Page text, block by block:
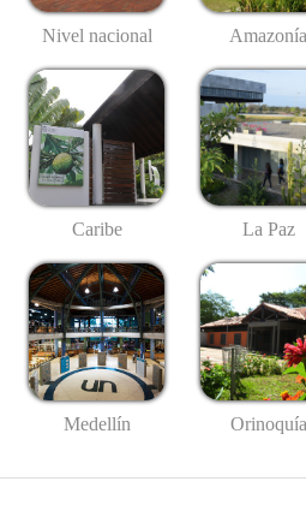
Nivel nacional Amazonía
Caribe La Paz
Medellín Orinoquía